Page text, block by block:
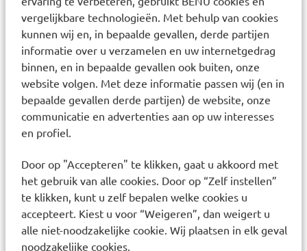
vergelijkbare technologieën. Met behulp van cookies
kunnen wij en, in bepaalde gevallen, derde partijen
informatie over u verzamelen en uw internetgedrag
binnen, en in bepaalde gevallen ook buiten, onze
website volgen. Met deze informatie passen wij (en in
bepaalde gevallen derde partijen) de website, onze
communicatie en advertenties aan op uw interesses
en profiel.
Door op "Accepteren" te klikken, gaat u akkoord met
het gebruik van alle cookies. Door op “Zelf instellen”
te klikken, kunt u zelf bepalen welke cookies u
accepteert. Kiest u voor “Weigeren”, dan weigert u
alle niet-noodzakelijke cookie. Wij plaatsen in elk geval
noodzakelijke cookies.
Samenstelling
D-mannose, vulstof (microkristallijne cellulose),
antiklontermiddel (magnesiumzouten van
vetzuren), glansmiddel
(hydroxypropylmethylcellulose, glycerol,
hydroxypropylcellulose). Bevat geen:
conserveermiddelen , gelatine , gist , maïs ,
synthetische kleur-, geur- en smaakstoffen ,
toegevoegde sacharose
Voedingssupplementen zijn geen vervanging van
een gevarieerde voeding.
Bonusan BV Contactinformatie: 0186-745001,